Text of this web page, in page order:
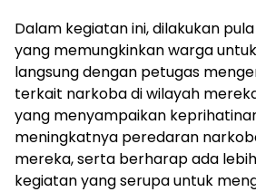
Dalam kegiatan ini, dilakukan
yang memungkinkan warga
langsung dengan petugas
terkait narkoba di wilayah
yang menyampaikan
meningkatnya peredaran
mereka, serta berharap ada
kegiatan yang serupa untuk